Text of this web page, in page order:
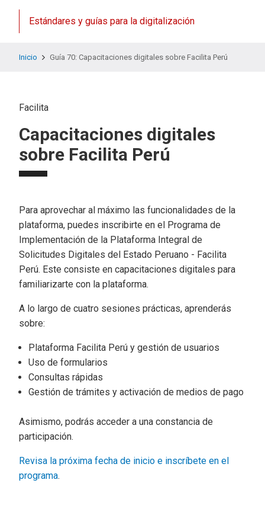
Estándares y guías para la digitalización
Inicio Guía 70: Capacitaciones digitales sobre Facilita Perú
Facilita
Capacitaciones digitales
sobre Facilita Perú
Para aprovechar al máximo las funcionalidades de la
plataforma, puedes inscribirte en el Programa de
Implementación de la Plataforma Integral de
Solicitudes Digitales del Estado Peruano - Facilita
Perú. Este consiste en capacitaciones digitales para
familiarizarte con la plataforma.
A lo largo de cuatro sesiones prácticas, aprenderás
sobre:
Plataforma Facilita Perú y gestión de usuarios
Uso de formularios
Consultas rápidas
Gestión de trámites y activación de medios de pago
Asimismo, podrás acceder a una constancia de
participación.
Revisa la próxima fecha de inicio e inscríbete en el
programa.